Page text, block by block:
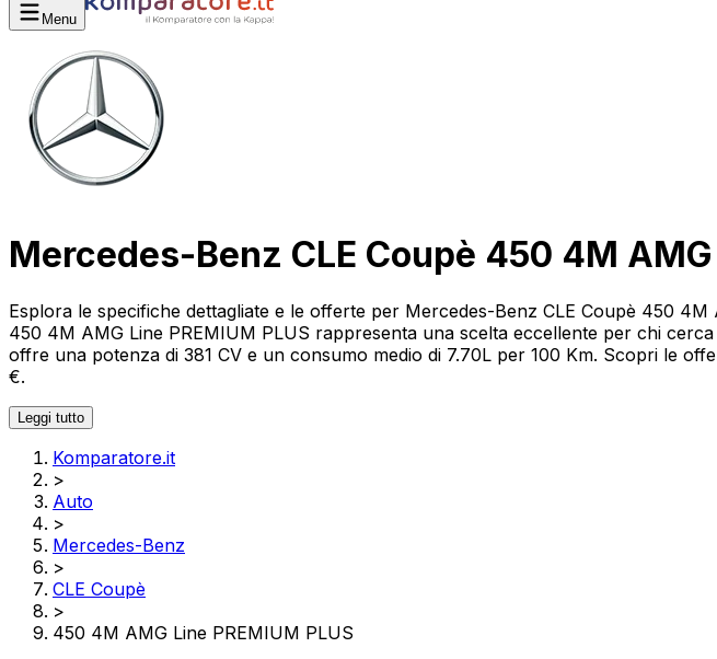
Menu
Mercedes-Benz CLE Coupè 450 4M AMG
Esplora le specifiche dettagliate e le offerte per Mercedes-Benz CLE Coupè 450
450 4M AMG Line PREMIUM PLUS rappresenta una scelta eccellente per chi
offre una potenza di 381 CV e un consumo medio di 7.70L per 100 Km. Scopri le
€.
Leggi tutto
Komparatore.it
>
Auto
>
Mercedes-Benz
>
CLE Coupè
>
450 4M AMG Line PREMIUM PLUS